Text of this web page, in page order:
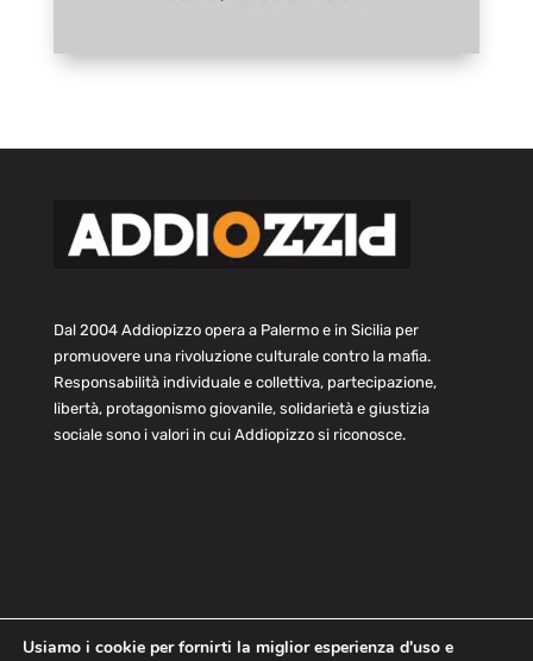
Dal 2004 Addiopizzo opera a Palermo e in Sicilia per
promuovere una rivoluzione culturale contro la mafia.
Responsabilità individuale e collettiva, partecipazione,
libertà, protagonismo giovanile, solidarietà e giustizia
sociale sono i valori in cui Addiopizzo si riconosce.
Usiamo i cookie per fornirti la miglior esperienza d'uso e